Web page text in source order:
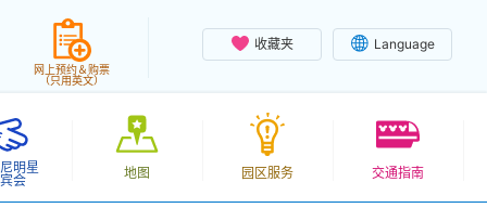
收藏夹 Language
网上预约＆购票
（只用英文）
明星
会
地图 园区服务 交通指南